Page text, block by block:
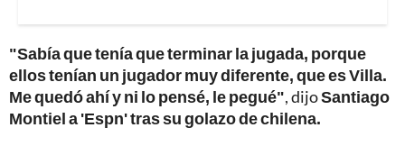
"Sabía que tenía que terminar la jugada, porque
ellos tenían un jugador muy diferente, que es Villa.
Me quedó ahí y ni lo pensé, le pegué", dijoSantiago
Montiel a 'Espn' tras su golazo de chilena.